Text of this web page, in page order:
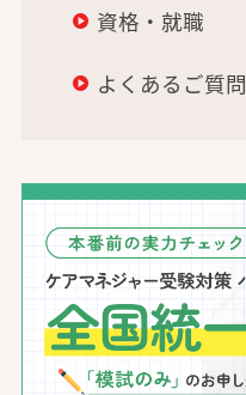
資格・就職
よくあるご質問